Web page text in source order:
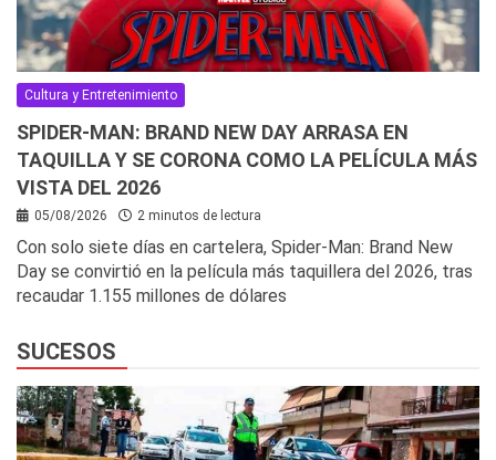
Cultura y Entretenimiento
SPIDER-MAN: BRAND NEW DAY ARRASA EN
TAQUILLA Y SE CORONA COMO LA PELÍCULA MÁS
VISTA DEL 2026
05/08/2026 2 minutos de lectura
Con solo siete días en cartelera, Spider-Man: Brand New
Day se convirtió en la película más taquillera del 2026, tras
recaudar 1.155 millones de dólares
SUCESOS